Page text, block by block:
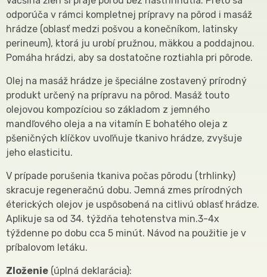
odporúča v rámci kompletnej prípravy na pôrod i masáž
hrádze (oblasť medzi pošvou a konečníkom, latinsky
perineum), ktorá ju urobí pružnou, mäkkou a poddajnou.
Pomáha hrádzi, aby sa dostatočne roztiahla pri pôrode.
Olej na masáž hrádze je špeciálne zostavený prírodný
produkt určený na prípravu na pôrod. Masáž touto
olejovou kompozíciou so základom z jemného
mandľového oleja a na vitamín E bohatého oleja z
pšeničných klíčkov uvoľňuje tkanivo hrádze, zvyšuje
jeho elasticitu.
V prípade porušenia tkaniva počas pôrodu (trhlinky)
skracuje regeneračnú dobu. Jemná zmes prírodných
éterických olejov je uspôsobená na citlivú oblasť hrádze.
Aplikuje sa od 34. týždňa tehotenstva min.3-4x
týždenne po dobu cca 5 minút. Návod na použitie je v
príbalovom letáku.
Zloženie (úplná deklarácia):